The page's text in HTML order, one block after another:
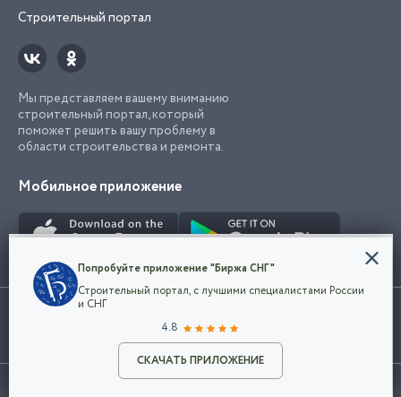
Разместить объявление
Строительный портал
Мы представляем вашему вниманию
строительный портал, который
поможет решить вашу проблему в
области строительства и ремонта.
Мобильное приложение
Использование сайта, в том числе подача объявлений, означает
марки представленные на сайте являются собственностью их
©2026Биржа СНГ
Конфиденциальность
Мы используем файлы cookie, чтобы сделать
наш сайт удобным для каждого
Политикой конфиденциальности компании
и принимаете условия использования cookie.
Попробуйте приложение "Биржа СНГ"
Строительный портал, с лучшими специалистами России
и СНГ
4.8
СКАЧАТЬ ПРИЛОЖЕНИЕ